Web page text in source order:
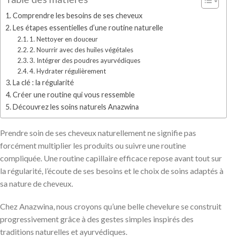
Comprendre les besoins de ses cheveux
Les étapes essentielles d’une routine naturelle
1. Nettoyer en douceur
2. Nourrir avec des huiles végétales
3. Intégrer des poudres ayurvédiques
4. Hydrater régulièrement
La clé : la régularité
Créer une routine qui vous ressemble
Découvrez les soins naturels Anazwina
Prendre soin de ses cheveux naturellement ne signifie pas
forcément multiplier les produits ou suivre une routine
compliquée. Une routine capillaire efficace repose avant tout sur
la régularité, l’écoute de ses besoins et le choix de soins adaptés à
sa nature de cheveux.
Chez Anazwina, nous croyons qu’une belle chevelure se construit
progressivement grâce à des gestes simples inspirés des
traditions naturelles et ayurvédiques.